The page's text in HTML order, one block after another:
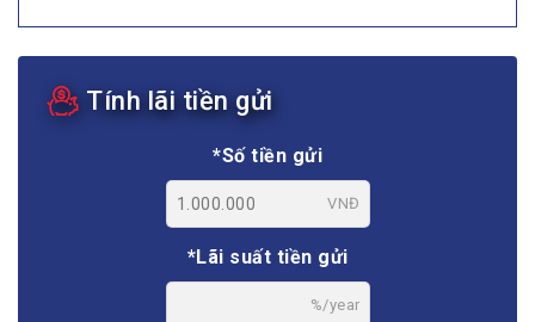
Tính lãi tiền gửi
*Số tiền gửi
VNĐ
*Lãi suất tiền gửi
%/year